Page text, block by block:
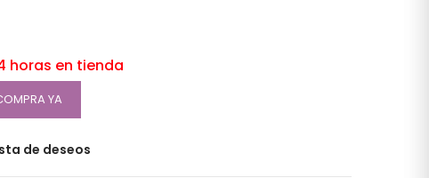
horas en tienda
YA
de deseos